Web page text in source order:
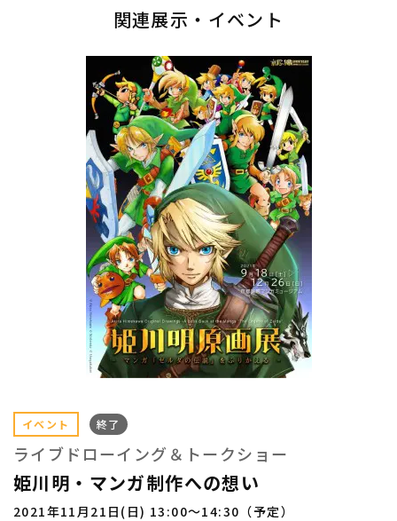
関連展示・イベント
イベント 終了
ライブドローイング＆トークショー
姫川明・マンガ制作への想い
2021年11月21日(日) 13:00～14:30（予定）